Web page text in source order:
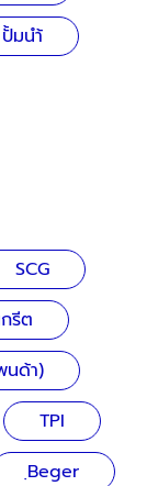
ปั้มนำ้
SCG
รีต
นด้า)
TPI
ฺBeger